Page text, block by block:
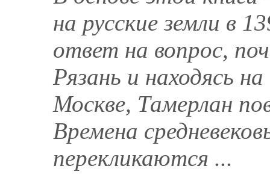
на русские земли в
ответ на вопрос,
Рязань и находясь
Москве, Тамерлан
Времена
перекликаются ...